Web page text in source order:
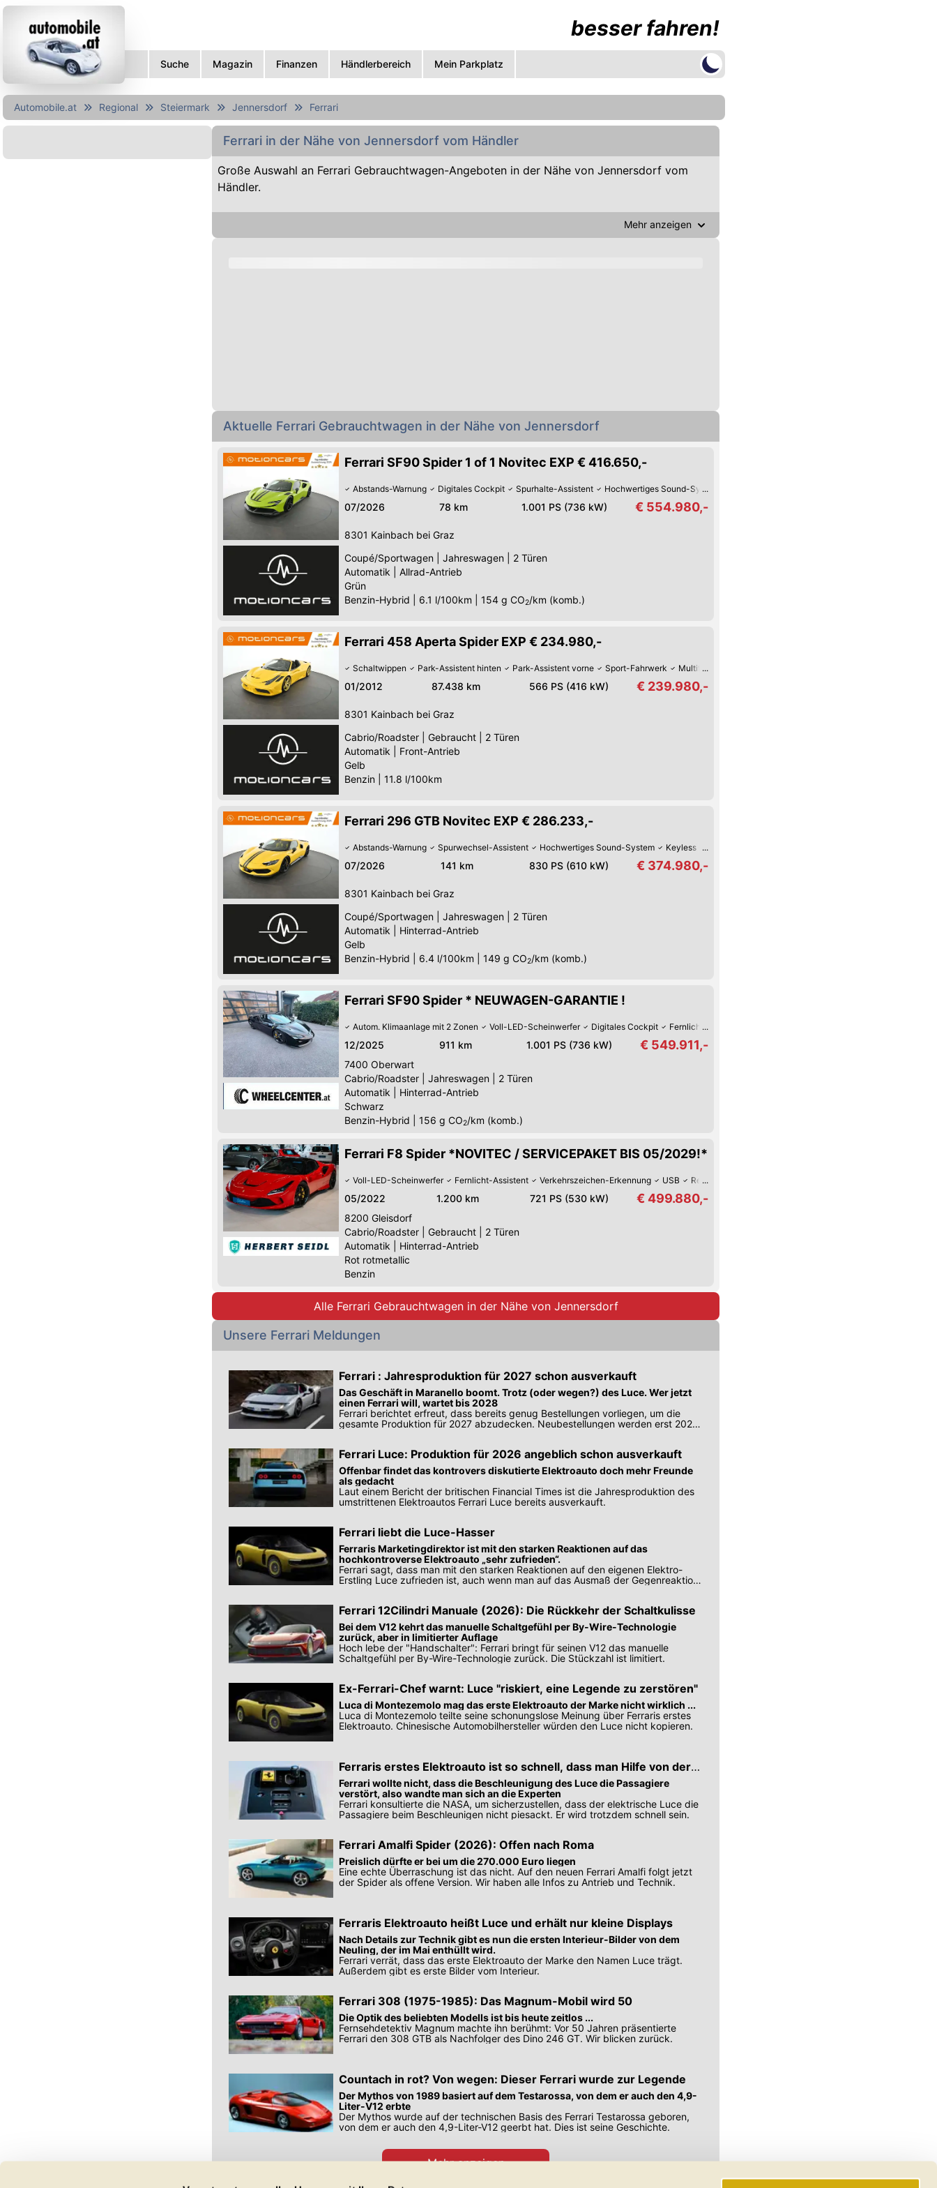
besser fahren!
Suche Magazin Finanzen Händlerbereich Mein Parkplatz
Automobile.at Regional Steiermark Jennersdorf Ferrari
Ferrari in der Nähe von Jennersdorf vom Händler
Große Auswahl an Ferrari Gebrauchtwagen-Angeboten in der Nähe von Jennersdorf vom
Händler.
Mehr anzeigen
Aktuelle Ferrari Gebrauchtwagen in der Nähe von Jennersdorf
Ferrari SF90 Spider 1 of 1 Novitec EXP € 416.650,-
Abstands-Warnung Digitales Cockpit Spurhalte-Assistent Hochwertiges Sound-System
07/2026 78 km 1.001 PS (736 kW) € 554.980,-
8301 Kainbach bei Graz
Coupé/Sportwagen
Jahreswagen
2 Türen
Automatik
Allrad-Antrieb
Grün
Benzin-Hybrid
6.1 l/100km 154 g CO2/km (komb.)
Ferrari 458 Aperta Spider EXP € 234.980,-
Schaltwippen Park-Assistent hinten Park-Assistent vorne Sport-Fahrwerk Multifunktions-Lenkrad
01/2012 87.438 km 566 PS (416 kW) € 239.980,-
8301 Kainbach bei Graz
Cabrio/Roadster
Gebraucht
2 Türen
Automatik
Front-Antrieb
Gelb
Benzin
11.8 l/100km
Ferrari 296 GTB Novitec EXP € 286.233,-
Abstands-Warnung Spurwechsel-Assistent Hochwertiges Sound-System Keyless Go
07/2026 141 km 830 PS (610 kW) € 374.980,-
8301 Kainbach bei Graz
Coupé/Sportwagen
Jahreswagen
2 Türen
Automatik
Hinterrad-Antrieb
Gelb
Benzin-Hybrid
6.4 l/100km 149 g CO2/km (komb.)
Ferrari SF90 Spider * NEUWAGEN-GARANTIE !
Autom. Klimaanlage mit 2 Zonen Voll-LED-Scheinwerfer Digitales Cockpit Fernlicht-Assistent
12/2025 911 km 1.001 PS (736 kW) € 549.911,-
7400 Oberwart
Cabrio/Roadster
Jahreswagen
2 Türen
Automatik
Hinterrad-Antrieb
Schwarz
Benzin-Hybrid
156 g CO2/km (komb.)
Ferrari F8 Spider *NOVITEC / SERVICEPAKET BIS 05/2029!*
Voll-LED-Scheinwerfer Fernlicht-Assistent Verkehrszeichen-Erkennung USB Reifendruck-Kontrolle
05/2022 1.200 km 721 PS (530 kW) € 499.880,-
8200 Gleisdorf
Cabrio/Roadster
Gebraucht
2 Türen
Automatik
Hinterrad-Antrieb
Rot rotmetallic
Benzin
Alle Ferrari Gebrauchtwagen in der Nähe von Jennersdorf
Unsere Ferrari Meldungen
Ferrari : Jahresproduktion für 2027 schon ausverkauft
Das Geschäft in Maranello boomt. Trotz (oder wegen?) des Luce. Wer jetzt
einen Ferrari will, wartet bis 2028
Ferrari berichtet erfreut, dass bereits genug Bestellungen vorliegen, um die
gesamte Produktion für 2027 abzudecken. Neubestellungen werden erst 2028
Ferrari Luce: Produktion für 2026 angeblich schon ausverkauft
Offenbar findet das kontrovers diskutierte Elektroauto doch mehr Freunde
als gedacht
Laut einem Bericht der britischen Financial Times ist die Jahresproduktion des
umstrittenen Elektroautos Ferrari Luce bereits ausverkauft.
Ferrari liebt die Luce-Hasser
Ferraris Marketingdirektor ist mit den starken Reaktionen auf das
hochkontroverse Elektroauto „sehr zufrieden“.
Ferrari sagt, dass man mit den starken Reaktionen auf den eigenen Elektro-
Erstling Luce zufrieden ist, auch wenn man auf das Ausmaß der Gegenreaktion
Ferrari 12Cilindri Manuale (2026): Die Rückkehr der Schaltkulisse
Bei dem V12 kehrt das manuelle Schaltgefühl per By-Wire-Technologie
zurück, aber in limitierter Auflage
Hoch lebe der "Handschalter": Ferrari bringt für seinen V12 das manuelle
Schaltgefühl per By-Wire-Technologie zurück. Die Stückzahl ist limitiert.
Ex-Ferrari-Chef warnt: Luce "riskiert, eine Legende zu zerstören"
Luca di Montezemolo mag das erste Elektroauto der Marke nicht wirklich ...
Luca di Montezemolo teilte seine schonungslose Meinung über Ferraris erstes
Elektroauto. Chinesische Automobilhersteller würden den Luce nicht kopieren.
Ferraris erstes Elektroauto ist so schnell, dass man Hilfe von der
NASA brauchte
Ferrari wollte nicht, dass die Beschleunigung des Luce die Passagiere
verstört, also wandte man sich an die Experten
Ferrari konsultierte die NASA, um sicherzustellen, dass der elektrische Luce die
Passagiere beim Beschleunigen nicht piesackt. Er wird trotzdem schnell sein.
Ferrari Amalfi Spider (2026): Offen nach Roma
Preislich dürfte er bei um die 270.000 Euro liegen
Eine echte Überraschung ist das nicht. Auf den neuen Ferrari Amalfi folgt jetzt
der Spider als offene Version. Wir haben alle Infos zu Antrieb und Technik.
Ferraris Elektroauto heißt Luce und erhält nur kleine Displays
Nach Details zur Technik gibt es nun die ersten Interieur-Bilder von dem
Neuling, der im Mai enthüllt wird.
Ferrari verrät, dass das erste Elektroauto der Marke den Namen Luce trägt.
Außerdem gibt es erste Bilder vom Interieur.
Ferrari 308 (1975-1985): Das Magnum-Mobil wird 50
Die Optik des beliebten Modells ist bis heute zeitlos ...
Fernsehdetektiv Magnum machte ihn berühmt: Vor 50 Jahren präsentierte
Ferrari den 308 GTB als Nachfolger des Dino 246 GT. Wir blicken zurück.
Countach in rot? Von wegen: Dieser Ferrari wurde zur Legende
Der Mythos von 1989 basiert auf dem Testarossa, von dem er auch den 4,9-
Liter-V12 erbte
Der Mythos wurde auf der technischen Basis des Ferrari Testarossa geboren,
von dem er auch den 4,9-Liter-V12 geerbt hat. Dies ist seine Geschichte.
Mehr anzeigen